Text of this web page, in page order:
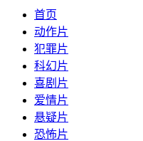
首页
动作片
犯罪片
科幻片
喜剧片
爱情片
悬疑片
恐怖片